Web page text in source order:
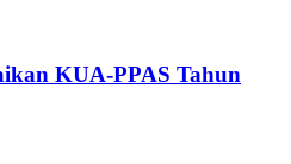
KUA-PPAS Tahun